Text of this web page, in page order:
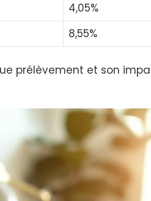
4,05%
8,55%
prélèvement et son